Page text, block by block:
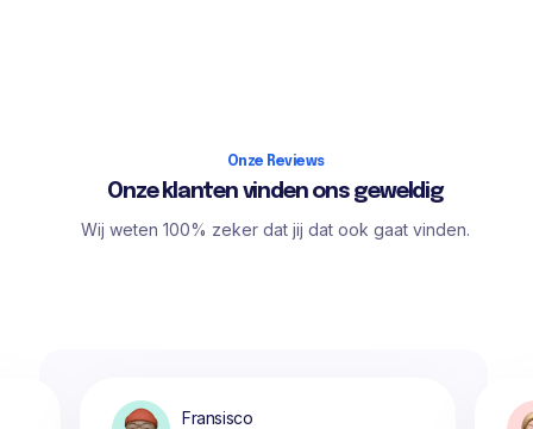
Onze Reviews
Onze klanten vinden ons geweldig
Wij weten 100% zeker dat jij dat ook gaat vinden.
Fransisco